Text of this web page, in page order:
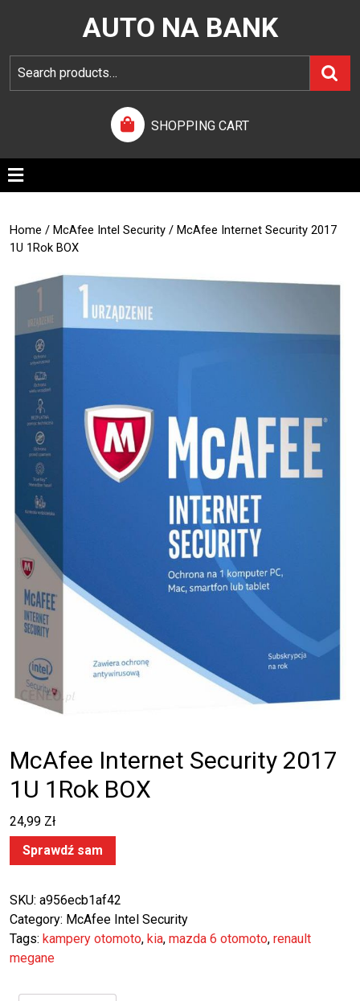
AUTO NA BANK
SHOPPING CART
Home / McAfee Intel Security / McAfee Internet Security 2017
1U 1Rok BOX
McAfee Internet Security 2017
1U 1Rok BOX
24,99 Zł
Sprawdź sam
SKU: a956ecb1af42
Category: McAfee Intel Security
Tags: kampery otomoto, kia, mazda 6 otomoto, renault
megane